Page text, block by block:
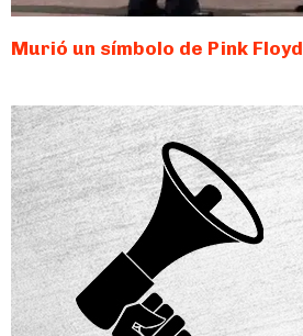
Murió un símbolo de Pink Floyd